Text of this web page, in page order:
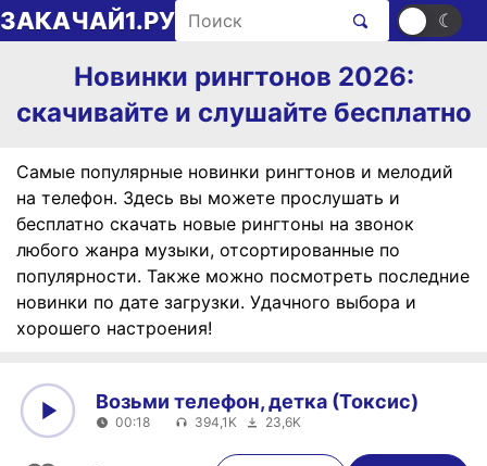
Перейти к содержимому
ЗАКАЧАЙ1.РУ Поиск рингтонов ☀ ☾
Новинки рингтонов 2026:
скачивайте и слушайте бесплатно
Самые популярные новинки рингтонов и мелодий
на телефон. Здесь вы можете прослушать и
бесплатно скачать новые рингтоны на звонок
любого жанра музыки, отсортированные по
популярности. Также можно посмотреть последние
новинки по дате загрузки. Удачного выбора и
хорошего настроения!
00:18
Возьми телефон, детка (Токсис)
00:18 394,1K 23,6K